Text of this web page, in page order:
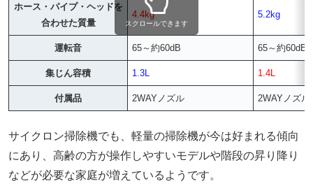
ホース・パイプ・ヘッドを
合わせた質量
4.4kg 5.2kg
運転音 65～約60dB 65～約60dB
集じん容積 1.3L 1.4L
付属品 2WAYノズル 2WAYノズル
スクロールできます
サイクロン掃除機でも、軽量の掃除機が今は好まれる傾向
にあり、高齢の方が操作しやすいモデルや階段の昇り降り
などが必要な家庭が増えているようです。